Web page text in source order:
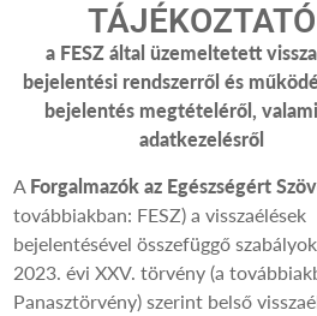
TÁJÉKOZTATÓ
a FESZ által üzemeltetett
bejelentési rendszerről és
bejelentés megtételéről,
adatkezelésről
A Forgalmazók az Egészségért
továbbiakban: FESZ) a visszaélések
bejelentésével összefüggő
2023. évi XXV. törvény (a
Panasztörvény) szerint belső